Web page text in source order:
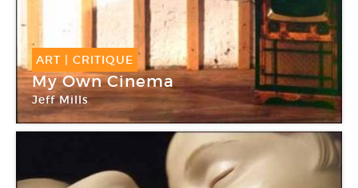
ART | CRITIQUE
My Own Cinema
Jeff Mills
Galerie Georges-Philippe & Nathalie Vallois